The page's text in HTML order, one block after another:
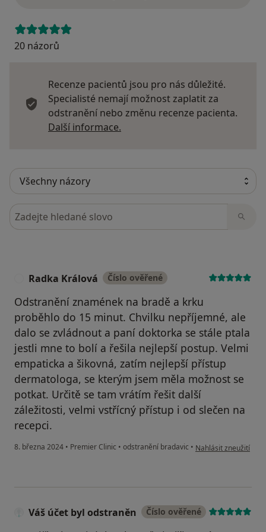
20 názorů
Recenze pacientů jsou pro nás důležité.
Specialisté nemají možnost zaplatit za
odstranění nebo změnu recenze pacienta.
Další informace.
Hledejte v názorech
Radka Králová Číslo ověřené
Odstranění znamének na bradě a krku
proběhlo do 15 minut. Chvilku nepříjemné, ale
dalo se zvládnout a paní doktorka se stále ptala
jestli mne to bolí a řešila nejlepší postup. Velmi
empaticka a šikovná, zatím nejlepší přístup
dermatologa, se kterým jsem měla možnost se
potkat. Určitě se tam vrátím řešit další
záležitosti, velmi vstřícný přístup i od slečen na
recepci.
8. března 2024 • Premier Clinic • odstranění bradavic • podle názoru
Nahlásit zneužití
Váš účet byl odstraněn Číslo ověřené